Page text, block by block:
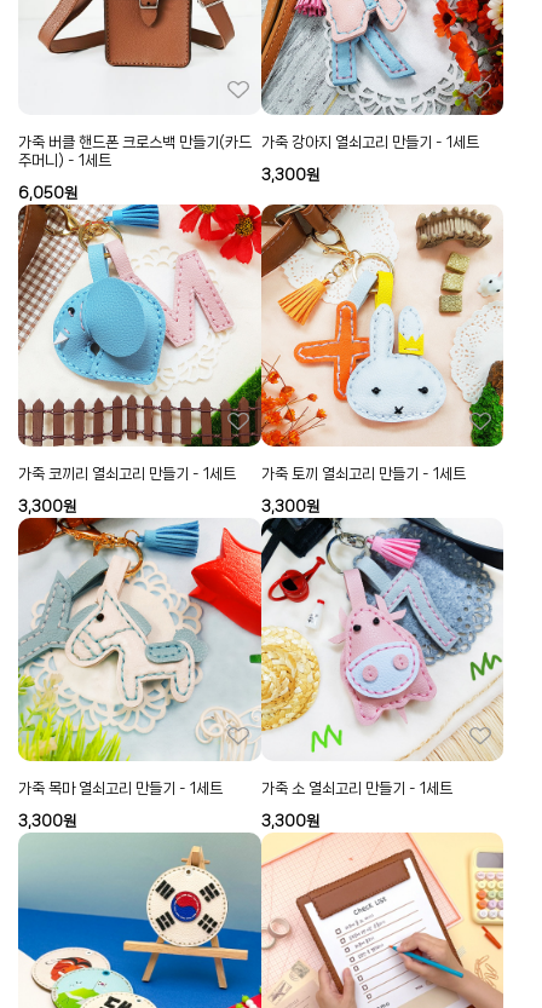
가죽 버클 핸드폰 크로스백 만들기(카드
주머니) - 1세트
6,050원
가죽 강아지 열쇠고리 만들기 - 1세트
3,300원
가죽 코끼리 열쇠고리 만들기 - 1세트
3,300원
가죽 토끼 열쇠고리 만들기 - 1세트
3,300원
가죽 목마 열쇠고리 만들기 - 1세트
3,300원
가죽 소 열쇠고리 만들기 - 1세트
3,300원